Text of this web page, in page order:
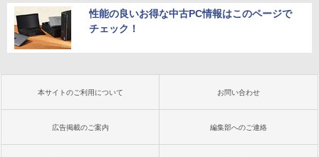
性能の良いお得な中古PC情報はこのページで
チェック！
本サイトのご利用について お問い合わせ
広告掲載のご案内 編集部へのご連絡